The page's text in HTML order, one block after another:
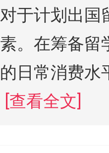
对于计划出国
素。在筹备留
的日常消费水
[查看全文]